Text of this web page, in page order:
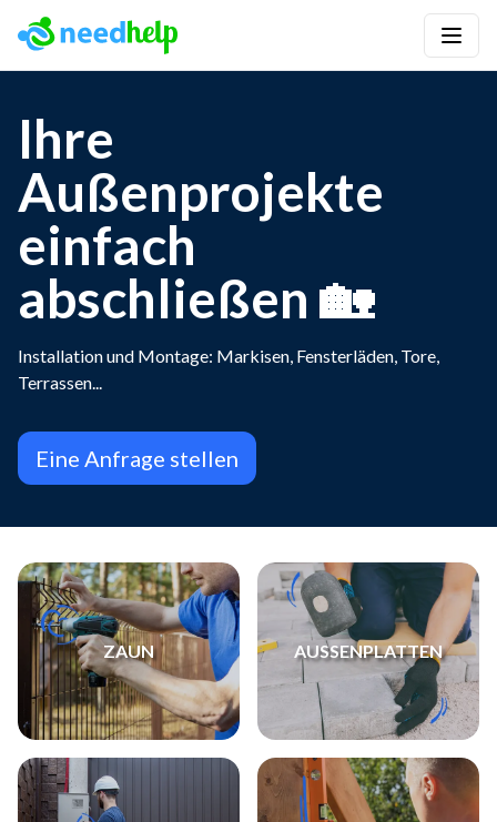
Ihre
Außenprojekte
einfach
abschließen 🏡
Installation und Montage: Markisen, Fensterläden, Tore,
Terrassen...
Eine Anfrage stellen
ZAUN AUSSENPLATTEN